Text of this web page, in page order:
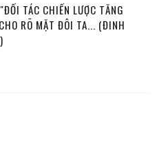
TÁC CHIẾN LƯỢC TĂNG
RÕ MẶT ĐÔI TA... (ĐINH